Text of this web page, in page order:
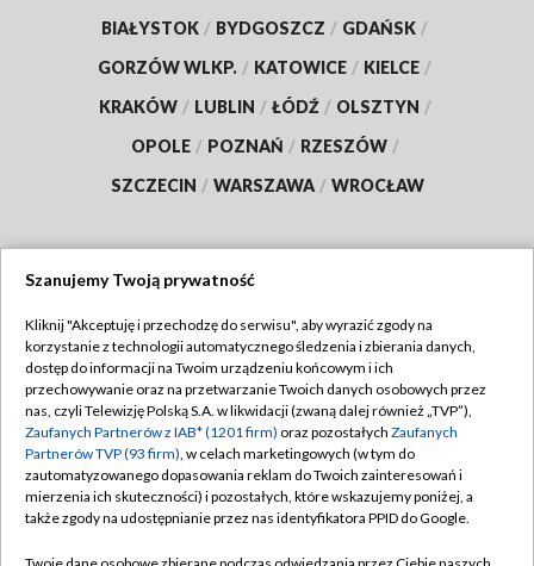
BIAŁYSTOK / BYDGOSZCZ / GDAŃSK /
GORZÓW WLKP. / KATOWICE / KIELCE /
KRAKÓW / LUBLIN / ŁÓDŹ / OLSZTYN /
OPOLE / POZNAŃ / RZESZÓW /
SZCZECIN / WARSZAWA / WROCŁAW
TVP
Abonament TVP
Emisja w TVP
Centrum informacji TVP
Naziemna Telewizja Cyfrowa
Regulamin TVP
Polityka prywatności
Moje zgody
Pomoc
Szanujemy Twoją prywatność
Kliknij "Akceptuję i przechodzę do serwisu", aby wyrazić zgody na
korzystanie z technologii automatycznego śledzenia i zbierania danych,
dostęp do informacji na Twoim urządzeniu końcowym i ich
przechowywanie oraz na przetwarzanie Twoich danych osobowych przez
nas, czyli Telewizję Polską S.A. w likwidacji (zwaną dalej również „TVP”),
Zaufanych Partnerów z IAB* (1201 firm) oraz pozostałych Zaufanych
Partnerów TVP (93 firm), w celach marketingowych (w tym do
zautomatyzowanego dopasowania reklam do Twoich zainteresowań i
mierzenia ich skuteczności) i pozostałych, które wskazujemy poniżej, a
także zgody na udostępnianie przez nas identyfikatora PPID do Google.